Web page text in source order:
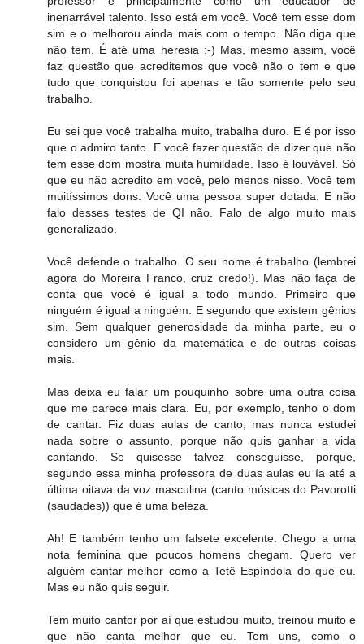
inenarrável talento. Isso está em você. Você tem esse dom
sim e o melhorou ainda mais com o tempo. Não diga que
não tem. É até uma heresia :-) Mas, mesmo assim, você
faz questão que acreditemos que você não o tem e que
tudo que conquistou foi apenas e tão somente pelo seu
trabalho.
Eu sei que você trabalha muito, trabalha duro. E é por isso
que o admiro tanto. E você fazer questão de dizer que não
tem esse dom mostra muita humildade. Isso é louvável. Só
que eu não acredito em você, pelo menos nisso. Você tem
muitíssimos dons. Você uma pessoa super dotada. E não
falo desses testes de QI não. Falo de algo muito mais
generalizado.
Você defende o trabalho. O seu nome é trabalho (lembrei
agora do Moreira Franco, cruz credo!). Mas não faça de
conta que você é igual a todo mundo. Primeiro que
ninguém é igual a ninguém. E segundo que existem gênios
sim. Sem qualquer generosidade da minha parte, eu o
considero um gênio da matemática e de outras coisas
mais.
Mas deixa eu falar um pouquinho sobre uma outra coisa
que me parece mais clara. Eu, por exemplo, tenho o dom
de cantar. Fiz duas aulas de canto, mas nunca estudei
nada sobre o assunto, porque não quis ganhar a vida
cantando. Se quisesse talvez conseguisse, porque,
segundo essa minha professora de duas aulas eu ía até a
última oitava da voz masculina (canto músicas do Pavorotti
(saudades)) que é uma beleza.
Ah! E também tenho um falsete excelente. Chego a uma
nota feminina que poucos homens chegam. Quero ver
alguém cantar melhor como a Tetê Espíndola do que eu.
Mas eu não quis seguir.
Tem muito cantor por aí que estudou muito, treinou muito e
que não canta melhor que eu. Tem uns, como o